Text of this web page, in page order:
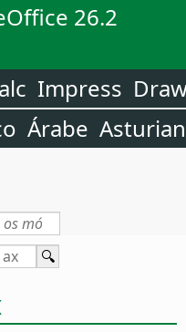
26.2
Impress
Árabe